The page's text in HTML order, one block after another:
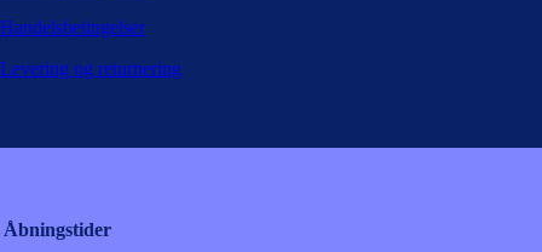
Handelsbetingelser
Levering og returnering
Åbningstider